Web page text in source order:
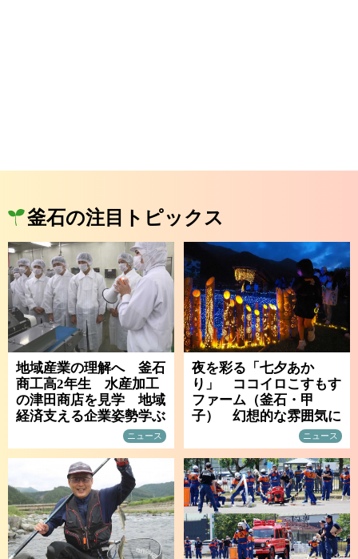
釜石の注目トピックス
地域産業の理解へ 釜石
商工高2年生 水産加工
の津田商店を見学 地域
経済支える企業姿勢学ぶ
ニュース
夜を彩る「七夕あか
り」 ココイロこすもす
ファーム（釜石・甲
子） 幻想的な雰囲気に
ニュース